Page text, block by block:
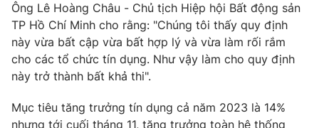
Video Shorts video
VTV Money VTV Thể thao
Ông Lê Hoàng Châu - Chủ tịch Hiệp hội Bất động sản
TP Hồ Chí Minh cho rằng: "Chúng tôi thấy quy định
này vừa bất cập vừa bất hợp lý và vừa làm rối rắm
cho các tổ chức tín dụng. Như vậy làm cho quy định
này trở thành bất khả thi".
Mục tiêu tăng trưởng tín dụng cả năm 2023 là 14%
nhưng tới cuối tháng 11, tăng trưởng toàn hệ thống